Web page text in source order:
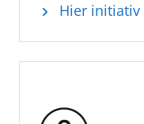
Hier initiativ